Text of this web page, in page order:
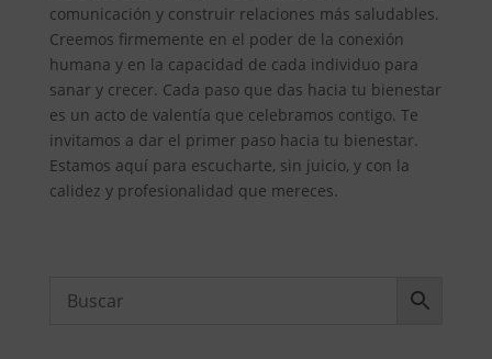
comunicación y construir relaciones más saludables.
Creemos firmemente en el poder de la conexión
humana y en la capacidad de cada individuo para
sanar y crecer. Cada paso que das hacia tu bienestar
es un acto de valentía que celebramos contigo. Te
invitamos a dar el primer paso hacia tu bienestar.
Estamos aquí para escucharte, sin juicio, y con la
calidez y profesionalidad que mereces.